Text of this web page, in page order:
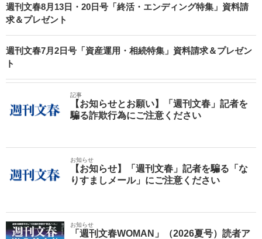
週刊文春8月13日・20日号「終活・エンディング特集」資料請
求＆プレゼント
週刊文春7月2日号「資産運用・相続特集」資料請求＆プレゼン
ト
記事
【お知らせとお願い】「週刊文春」記者を
騙る詐欺行為にご注意ください
お知らせ
【お知らせ】「週刊文春」記者を騙る「な
りすましメール」にご注意ください
お知らせ
「週刊文春WOMAN」（2026夏号）読者ア